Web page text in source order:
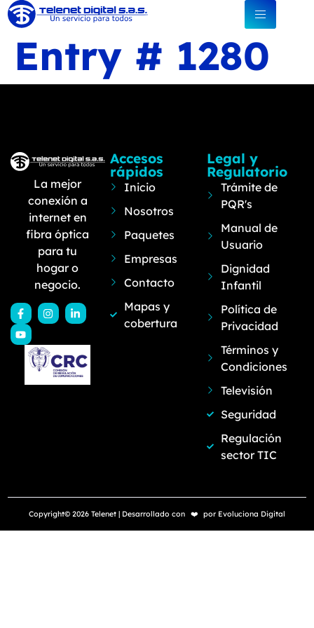
Entry # 1280
La mejor
conexión a
internet en
fibra óptica
para tu
hogar o
negocio.
Accesos
rápidos
Inicio
Nosotros
Paquetes
Empresas
Contacto
Mapas y
cobertura
Legal y
Regulatorio
Trámite de
PQR's
Manual de
Usuario
Dignidad
Infantil
Política de
Privacidad
Términos y
Condiciones
Televisión
Seguridad
Regulación
sector TIC
Copyright© 2026 Telenet | Desarrollado con ❤️ por Evoluciona Digital